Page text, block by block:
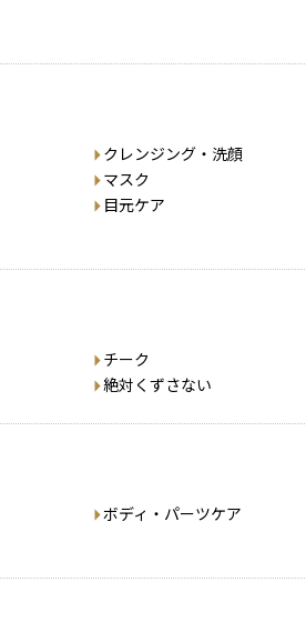
クレンジング・洗顔
マスク
目元ケア
チーク
絶対くずさない
ボディ・パーツケア